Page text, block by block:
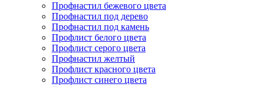
Профнастил бежевого цвета
Профнастил под дерево
Профнастил под камень
Профлист белого цвета
Профлист серого цвета
Профнастил желтый
Профлист красного цвета
Профлист синего цвета